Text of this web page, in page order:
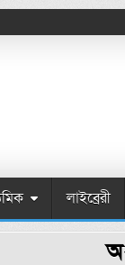
লাইব্রেরী